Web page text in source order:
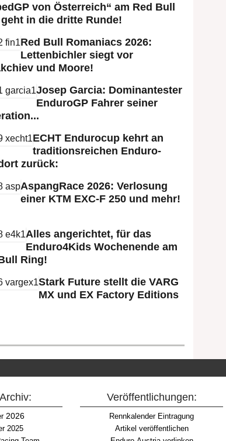
von Österreich“ am Red Bull
in die dritte Runde!
Red Bull Romaniacs 2026:
Lettenbichler siegt vor
und Moore!
Josep Garcia: Dominantester
EnduroGP Fahrer seiner
ECHT Endurocup kehrt an
traditionsreichen Enduro-
zurück:
AspangRace 2026: Verlosung
einer KTM EXC-F 250 und mehr!
Alles angerichtet, für das
Enduro4Kids Wochenende am
Ring!
Stark Future stellt die VARG
MX und EX Factory Editions
2026
2025
Veröffentlichungen:
Rennkalender Eintragung
Artikel veröffentlichen